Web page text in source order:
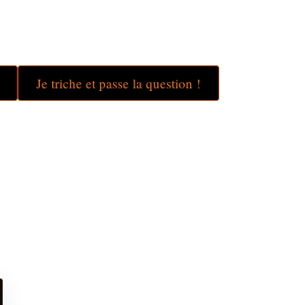
Je triche et passe la question !